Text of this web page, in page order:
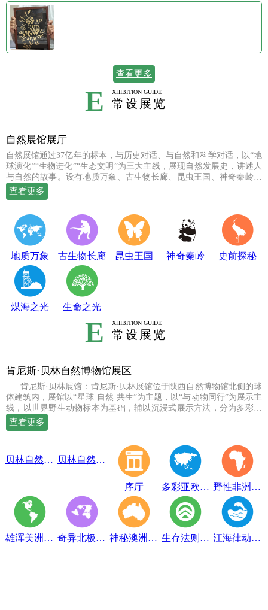
查看更多
E XHIBITION GUIDE
常设展览
自然展馆展厅
自然展馆通过37亿年的标本，与历史对话、与自然和科学对话，以“地
球演化”“生物进化”“生态文明”为三大主线，展现自然发展史，讲述人
与自然的故事。设有地质万象、古生物长廊、昆虫王国、神奇秦岭、
史前探秘、煤海之光和生命之光七个常设展厅，陈列有岩石鼻祖紫苏
斜长麻粒岩等矿物标本；有鱼龙、翼龙、马门溪龙、似银杏、新芦木
等珍稀动植物标本，呈现出一幅绚丽多姿的地球生命物种演化图。
查看更多
地质万象 古生物长廊 昆虫王国 神奇秦岭 史前探秘
煤海之光 生命之光
E XHIBITION GUIDE
常设展览
肯尼斯·贝林自然博物馆展区
体建筑内，展馆以“星球·自然·共生”为主题，以“与动物同行”为展示主
线，以世界野生动物标本为基础，辅以沉浸式展示方法，分为多彩亚
欧、野性非洲、雄浑美洲、奇异北极、神秘澳洲、生存法则、江海律
动、穹幕影院、勇敢者通道、互动体验等10个展示体验区，共展出七
查看更多
贝林自然博物馆趣味互动展区 贝林自然博物馆山海经奇展区
序厅 多彩亚欧展区 野性非洲展区
雄浑美洲展区 奇异北极展区 神秘澳洲展区 生存法则展区 江海律动展区